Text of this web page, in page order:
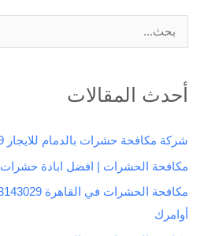
ب
ح
ن
:
أحدث المقالات
شركة مكافحة حشرات بالدمام للايجار 01003143029
مكافحة الحشرات | افضل ابادة حشرات
أوامرك